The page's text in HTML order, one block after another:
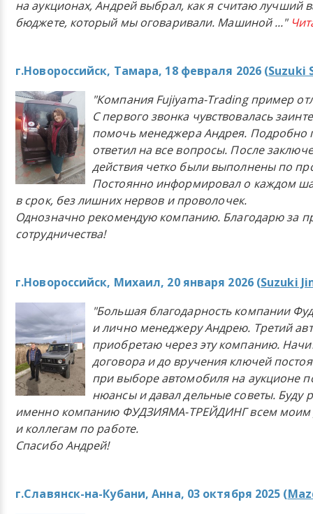
на аукционах, Андрей выбрал, как я считаю лучший
бюджете, который мы оговаривали. Машиной..."
г.Новороссийск, Тамара, 18 февраля 2026 (Suzuki
"Компания Fujiyama-Trading пример
С первого звонка чувствовалась
помочь менеджера Андрея. Подробно
ответил на все вопросы. После
действия четко были выполнены по
Постоянно информировал о каждом
в срок, без лишних нервов и проволочек.
Однозначно рекомендую компанию. Благодарю за
сотрудничества!
г.Новороссийск, Михаил, 20 января 2026 (Suzuki
"Большая благодарность компании
и лично менеджеру Андрею. Третий
приобретаю через эту компанию.
договора и до вручения ключей
при выборе автомобиля на аукционе
нюансы и давал дельные советы. Буду
именно компанию ФУДЗИЯМА-ТРЕЙДИНГ всем моим
и коллегам по работе.
Спасибо Андрей!
г.Славянск-на-Кубани, Анна, 03 октября 2025 (